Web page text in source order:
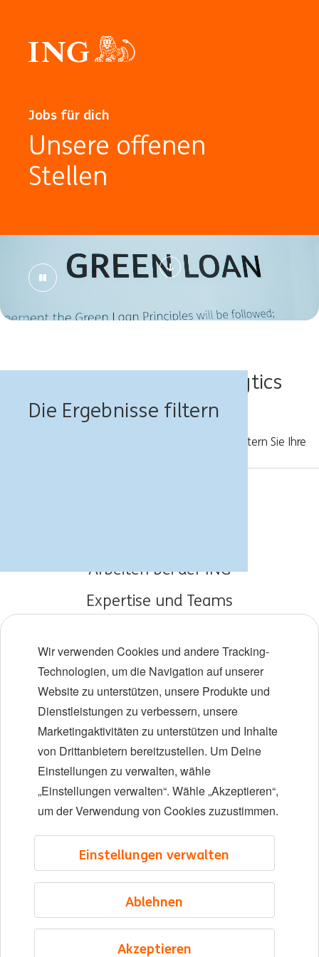
Jobs für dich
Unsere offenen
Stellen
Die Ergebnisse filtern
Data, Modelling & Analytics
Anzeigen
Bitte erfassen Sie eine neue Suche, oder erweitern Sie Ihre
Arbeiten bei der ING
Expertise und Teams
Vielfalt und Inklusion
Standorte
Veranstaltungen
LinkedIn
X YouTube
©2026 ING
Sitemap
Datenschutzerklärung
Wir verwenden Cookies und andere Tracking-
Technologien, um die Navigation auf unserer
Website zu unterstützen, unsere Produkte und
Dienstleistungen zu verbessern, unsere
Marketingaktivitäten zu unterstützen und Inhalte
von Drittanbietern bereitzustellen. Um Deine
Einstellungen zu verwalten, wähle
„Einstellungen verwalten“. Wähle „Akzeptieren“,
um der Verwendung von Cookies zuzustimmen.
Akzeptieren
Ablehnen
Einstellungen verwalten